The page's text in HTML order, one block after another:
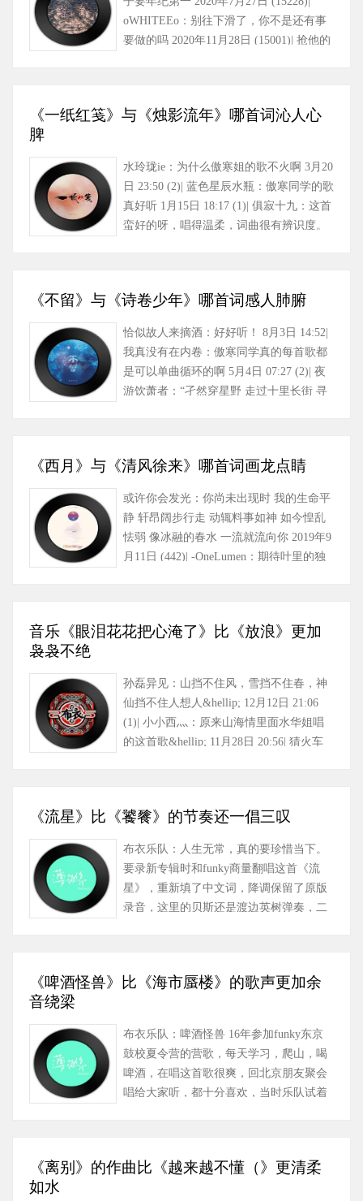
oWHITEEo：别往下滑了，你不是还有事
要做的吗 2020年11月28日 (15001)| 抢他的
《一纸红笺》与《烛影流年》哪首词沁人心
脾
水玲珑ie：为什么傲寒姐的歌不火啊 3月20
日 23:50 (2)| 蓝色星辰水瓶：傲寒同学的歌
真好听 1月15日 18:17 (1)| 俱寂十九：这首
蛮好的呀，唱得温柔，词曲很有辨识度。
《不留》与《诗卷少年》哪首词感人肺腑
恰似故人来摘酒：好好听！ 8月3日 14:52|
我真没有在内卷：傲寒同学真的每首歌都
是可以单曲循环的啊 5月4日 07:27 (2)| 夜
游饮萧者：“孑然穿星野 走过十里长街 寻
《西月》与《清风徐来》哪首词画龙点睛
或许你会发光：你尚未出现时 我的生命平
静 轩昂阔步行走 动辄料事如神 如今惶乱
怯弱 像冰融的春水 一流就流向你 2019年9
月11日 (442)| -OneLumen：期待叶里的独
音乐《眼泪花花把心淹了》比《放浪》更加
袅袅不绝
孙磊异见：山挡不住风，雪挡不住春，神
仙挡不住人想人&hellip; 12月12日 21:06
(1)| 小小西灬：原来山海情里面水华姐唱
的这首歌&hellip; 11月28日 20:56| 猜火车
《流星》比《饕餮》的节奏还一倡三叹
布衣乐队：人生无常，真的要珍惜当下。
要录新专辑时和funky商量翻唱这首《流
星》，重新填了中文词，降调保留了原版
录音，这里的贝斯还是渡边英树弹奏，二
《啤酒怪兽》比《海市蜃楼》的歌声更加余
音绕梁
布衣乐队：啤酒怪兽 16年参加funky东京
鼓校夏令营的营歌，每天学习，爬山，喝
啤酒，在唱这首歌很爽，回北京朋友聚会
唱给大家听，都十分喜欢，当时乐队试着
《离别》的作曲比《越来越不懂（》更清柔
如水